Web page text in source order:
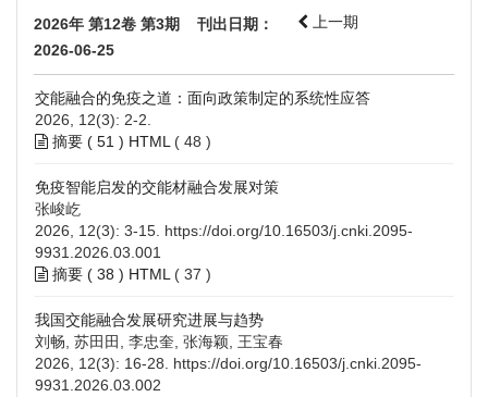
2026年 第12卷 第3期 刊出日期：
2026-06-25
上一期
交能融合的免疫之道：面向政策制定的系统性应答
2026, 12(3): 2-2.
摘要 ( 51 ) HTML ( 48 )
免疫智能启发的交能材融合发展对策
张峻屹
2026, 12(3): 3-15. https://doi.org/10.16503/j.cnki.2095-
9931.2026.03.001
摘要 ( 38 ) HTML ( 37 )
我国交能融合发展研究进展与趋势
刘畅, 苏田田, 李忠奎, 张海颖, 王宝春
2026, 12(3): 16-28. https://doi.org/10.16503/j.cnki.2095-
9931.2026.03.002